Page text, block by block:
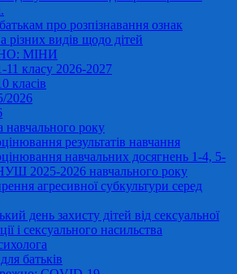
про розпізнавання ознак
різних видів щодо дітей
МІНИ
11 класу 2026-2027
класів
2026
навчального року
результатів навчання
навчальних досягнень 1-4, 5-
2025-2026 навчального року
агресивної субкультури серед
день захисту дітей від сексуальної
і сексуального насильства
батьків